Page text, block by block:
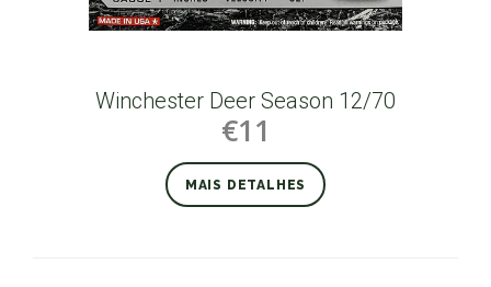
Winchester Deer Season 12/70
€11
MAIS DETALHES